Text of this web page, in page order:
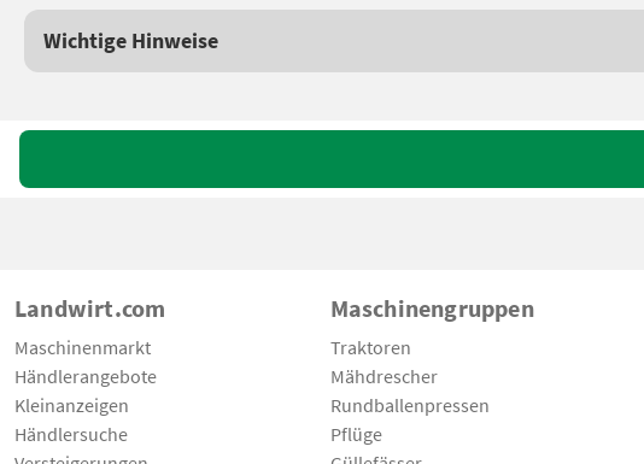
Wichtige Hinweise
Landwirt.com
Maschinenmarkt
Händlerangebote
Kleinanzeigen
Händlersuche
Maschinengruppen
Traktoren
Mähdrescher
Rundballenpressen
Pflüge